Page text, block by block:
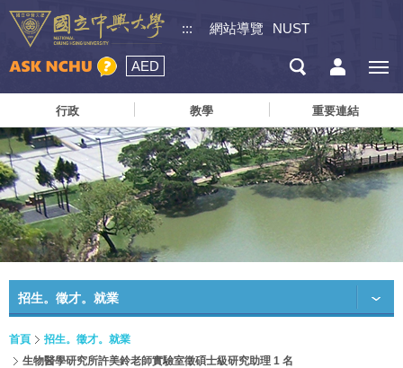
::: 網站導覽 NUST
AED
行政 教學 重要連結
招生。徵才。就業
首頁
招生。徵才。就業
生物醫學研究所許美鈴老師實驗室徵碩士級研究助理 1 名